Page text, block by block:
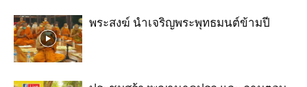
พระสงฆ์ นำเจริญ​พระ​พุทธมนต์​ข้ามปี